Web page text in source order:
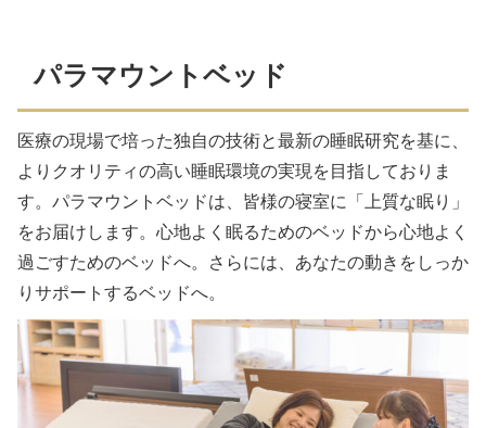
パラマウントベッド
医療の現場で培った独自の技術と最新の睡眠研究を基に、
よりクオリティの高い睡眠環境の実現を目指しておりま
す。パラマウントベッドは、皆様の寝室に「上質な眠り」
をお届けします。心地よく眠るためのベッドから心地よく
過ごすためのベッドへ。さらには、あなたの動きをしっか
りサポートするベッドへ。